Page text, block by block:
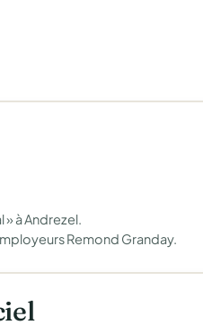
à Andrezel.
Remond Granday.